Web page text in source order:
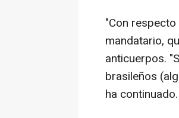
"Con
mandatario,
anticuerpos.
brasileños
ha continuado.